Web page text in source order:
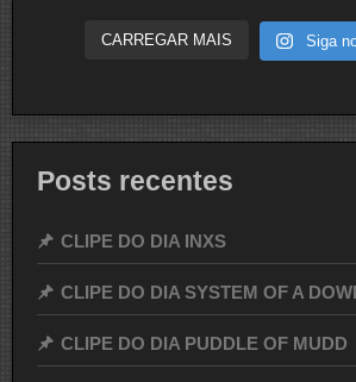
CARREGAR MAIS Siga
Posts recentes
CLIPE DO DIA INXS
CLIPE DO DIA SYSTEM OF A
CLIPE DO DIA PUDDLE OF MUDD